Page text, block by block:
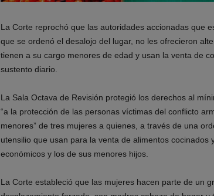
La Corte reprochó que las autoridades accionadas que
que se ordenó el desalojo del lugar, no les ofrecieron
tienen a su cargo menores de edad y usan la venta de
sustento diario.
La Sala Octava de Revisión protegió los derechos al
“a la protección de las personas víctimas del conflicto
menores” de tres mujeres a quienes, a través de una
utensilio que usan para la venta de alimentos cocinados
económicos y los de sus menores hijos.
La Corte estableció que las mujeres hacen parte de un